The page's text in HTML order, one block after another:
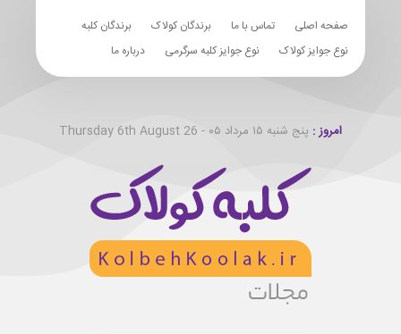
صفحه اصلی تماس با ما برندگان کولاک
برندگان کلبه
نوع جوایز کولاک
نوع جوایز کلبه سرگرمی درباره ما
امروز : پنج شنبه ۱۵ مرداد ۰۵ - Thursday 6th August 26